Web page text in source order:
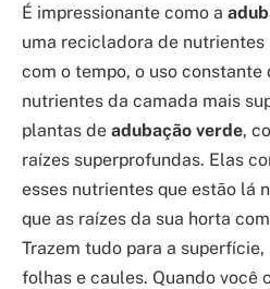
É impressionante como a
uma recicladora de nutrientes
com o tempo, o uso
nutrientes da camada mais
plantas de adubação verde,
raízes superprofundas. Elas
esses nutrientes que estão lá
que as raízes da sua horta
Trazem tudo para a
folhas e caules. Quando você